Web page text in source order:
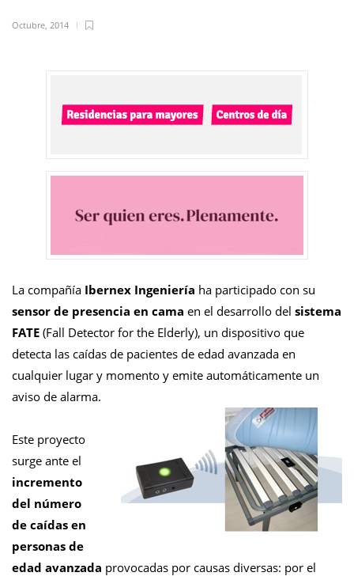
Octubre, 2014
La compañía Ibernex Ingeniería ha participado con su
sensor de presencia en cama en el desarrollo del sistema
FATE (Fall Detector for the Elderly), un dispositivo que
detecta las caídas de pacientes de edad avanzada en
cualquier lugar y momento y emite automáticamente un
aviso de alarma.
Este proyecto
surge ante el
incremento
del número
de caídas en
personas de
edad avanzada provocadas por causas diversas: por el